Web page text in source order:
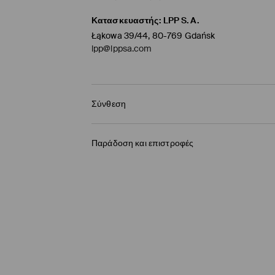
Κατασκευαστής: LPP S.A.
Łąkowa 39/44, 80-769 Gdańsk
lpp@lppsa.com
Σύνθεση
Παράδοση και επιστροφές